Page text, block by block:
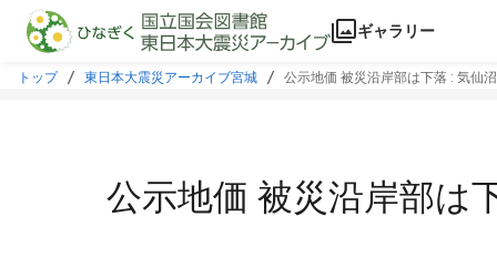
本文に飛ぶ
ギャラリー
トップ 東日本大震災アーカイブ宮城 公示地価 被災沿岸部は下落 : 気仙沼
公示地価 被災沿岸部は